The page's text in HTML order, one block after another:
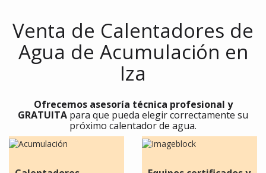
Venta de Calentadores de
Agua de Acumulación en
Iza
Ofrecemos asesoría técnica profesional y
GRATUITA para que pueda elegir correctamente su
próximo calentador de agua.